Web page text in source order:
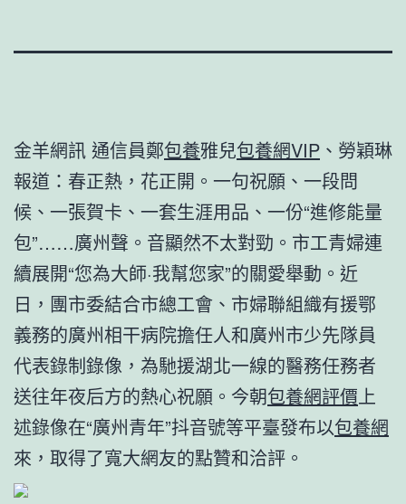
金羊網訊 通信員鄭包養雅兒包養網VIP 、勞穎琳
報道：春正熱，花正開。一句祝願、一段問
候、一張賀卡、一套生涯用品、一份“進修能量
包”……廣州聲。音顯然不太對勁。市工青婦連
續展開“您為大師·我幫您家”的關愛舉動。近
日，團市委結合市總工會、市婦聯組織有援鄂
義務的廣州相干病院擔任人和廣州市少先隊員
代表錄制錄像，為馳援湖北一線的醫務任務者
送往年夜后方的熱心祝願。今朝包養網評價 上
述錄像在“廣州青年”抖音號等平臺發布以包養網
來，取得了寬大網友的點贊和洽評。